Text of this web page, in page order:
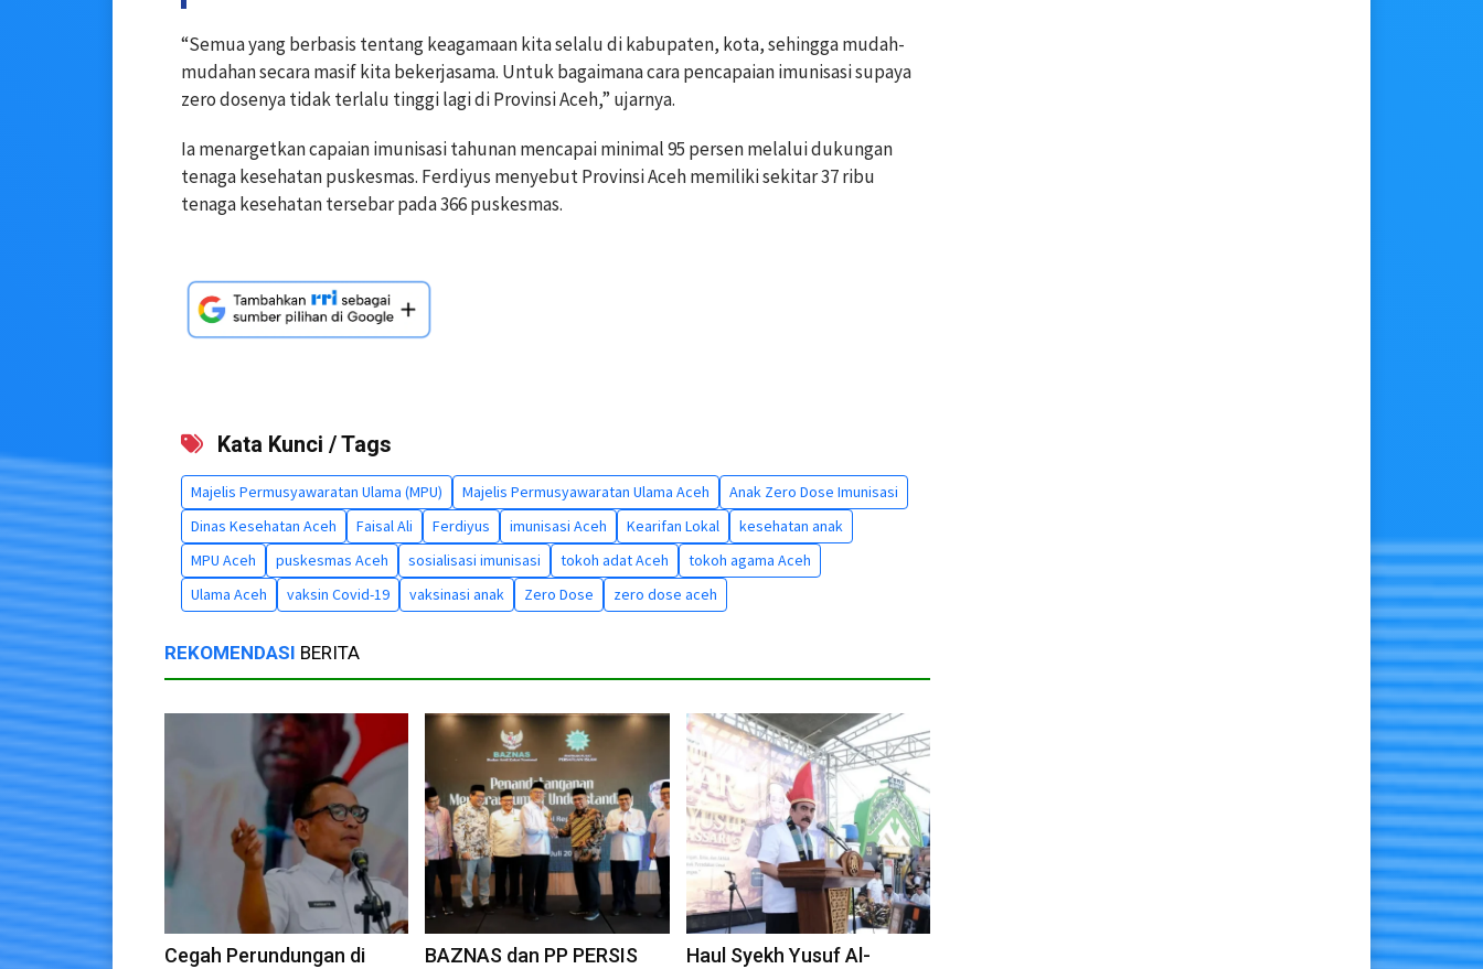
“Semua yang berbasis tentang keagamaan kita selalu di kabupaten, kota, sehingga mudah-
mudahan secara masif kita bekerjasama. Untuk bagaimana cara pencapaian imunisasi supaya
zero dosenya tidak terlalu tinggi lagi di Provinsi Aceh,” ujarnya.
Ia menargetkan capaian imunisasi tahunan mencapai minimal 95 persen melalui dukungan
tenaga kesehatan puskesmas. Ferdiyus menyebut Provinsi Aceh memiliki sekitar 37 ribu
tenaga kesehatan tersebar pada 366 puskesmas.
Kata Kunci / Tags
Majelis Permusyawaratan Ulama (MPU) Majelis Permusyawaratan Ulama Aceh
Anak Zero Dose Imunisasi
Dinas Kesehatan Aceh
Faisal Ali Ferdiyus imunisasi Aceh Kearifan Lokal
kesehatan anak
MPU Aceh
puskesmas Aceh sosialisasi imunisasi tokoh adat Aceh
tokoh agama Aceh
Ulama Aceh
vaksin Covid-19 vaksinasi anak Zero Dose zero dose aceh
REKOMENDASI BERITA
Cegah Perundungan di BAZNAS dan PP PERSIS Haul Syekh Yusuf Al-